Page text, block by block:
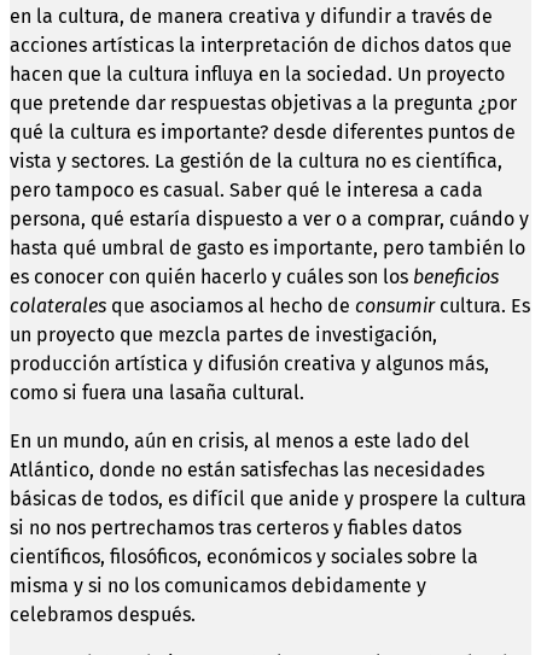
en la cultura, de manera creativa y difundir a través de
acciones artísticas la interpretación de dichos datos que
hacen que la cultura influya en la sociedad. Un proyecto
que pretende dar respuestas objetivas a la pregunta ¿por
qué la cultura es importante? desde diferentes puntos de
vista y sectores. La gestión de la cultura no es científica,
pero tampoco es casual. Saber qué le interesa a cada
persona, qué estaría dispuesto a ver o a comprar, cuándo y
hasta qué umbral de gasto es importante, pero también lo
es conocer con quién hacerlo y cuáles son los beneficios
colaterales que asociamos al hecho de consumircultura. Es
un proyecto que mezcla partes de investigación,
producción artística y difusión creativa y algunos más,
como si fuera una lasaña cultural.
En un mundo, aún en crisis, al menos a este lado del
Atlántico, donde no están satisfechas las necesidades
básicas de todos, es difícil que anide y prospere la cultura
si no nos pertrechamos tras certeros y fiables datos
científicos, filosóficos, económicos y sociales sobre la
misma y si no los comunicamos debidamente y
celebramos después.